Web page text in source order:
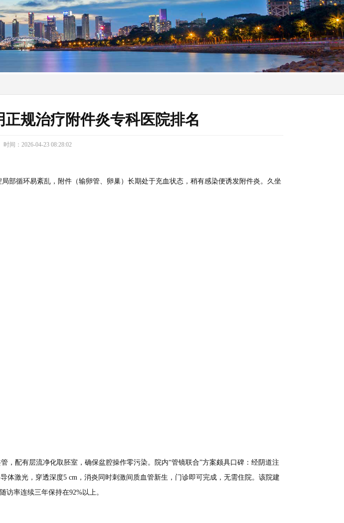
规治疗附件炎专科医院排名
时间：2026-04-23 08:28:02
部循环易紊乱，附件（输卵管、卵巢）长期处于充血状态，稍有感染便诱发附件炎。久坐
，配有层流净化取胚室，确保盆腔操作零污染。院内“管镜联合”方案颇具口碑：经阴道注
激光，穿透深度5 cm，消炎同时刺激间质血管新生，门诊即可完成，无需住院。该院建
率连续三年保持在92%以上。